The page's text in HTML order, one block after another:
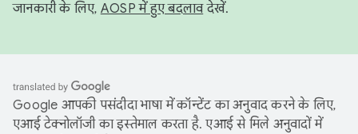
जानकारी के लिए, AOSP में हुए बदलावदेखें.
Google आपकी पसंदीदा भाषा में कॉन्टेंट का अनुवाद करने के लिए,
एआई टेक्नोलॉजी का इस्तेमाल करता है. एआई से मिले अनुवादों में